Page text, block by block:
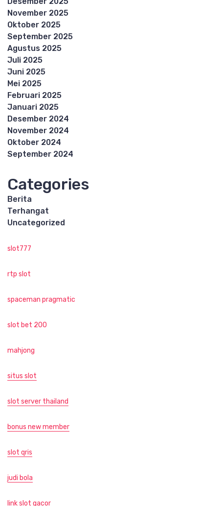
November 2025
Oktober 2025
September 2025
Agustus 2025
Juli 2025
Juni 2025
Mei 2025
Februari 2025
Januari 2025
Desember 2024
November 2024
Oktober 2024
September 2024
Categories
Berita
Terhangat
Uncategorized
slot777
rtp slot
spaceman pragmatic
slot bet 200
mahjong
situs slot
slot server thailand
bonus new member
slot qris
judi bola
link slot gacor